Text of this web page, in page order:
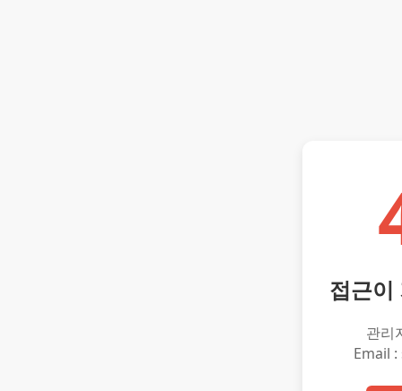
접근이
관리
Email